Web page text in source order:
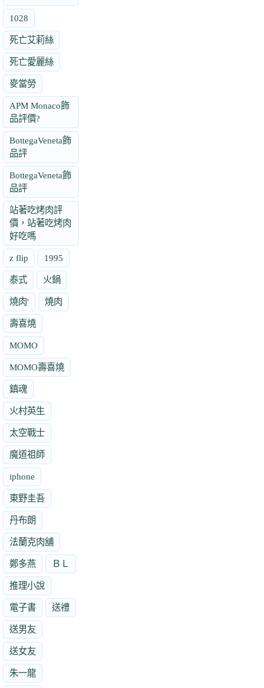
1028
死亡艾莉絲
死亡愛麗絲
麥當勞
APM Monaco飾
品評價?
BottegaVeneta飾
品評
BottegaVeneta飾
品評
站著吃烤肉評
價，站著吃烤肉
好吃嗎
z flip 1995
泰式 火鍋
燒肉' 燒肉
壽喜燒
MOMO
MOMO壽喜燒
鎮魂
火村英生
太空戰士
魔道祖師
iphone
東野圭吾
丹布朗
法蘭克肉舖
鄭多燕 ＢＬ
推理小說
電子書 送禮
送男友
送女友
朱一龍